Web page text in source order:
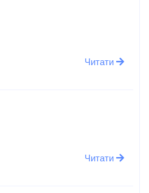
Читати
Читати